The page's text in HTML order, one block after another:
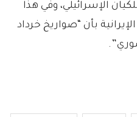
الإسرائيلي، وفي هذا
بأن “صواريخ خرداد